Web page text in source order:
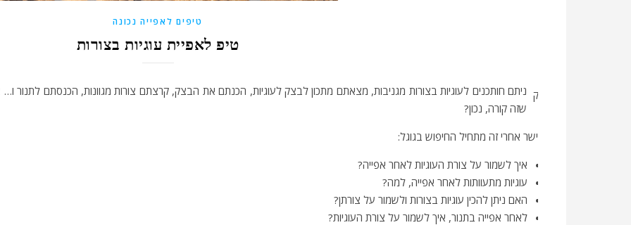
טיפים לאפייה נכונה
טיפ לאפיית עוגיות בצורות
ק ניתם חותכנים לעוגיות בצורות מגניבות, מצאתם מתכון לבצק לעוגיות, הכנתם את הבצק, קרצתם צורות מגוונות, הכנסתם לתנור ו…
שזה קורה, נכון?
ישר אחרי זה מתחיל החיפוש בגוגל:
איך לשמור על צורת העוגיות לאחר אפייה?
עוגיות מתעוותות לאחר אפייה, למה?
האם ניתן להכין עוגיות בצורות ולשמור על צורתן?
לאחר אפייה בתנור, איך לשמור על צורת העוגיות?